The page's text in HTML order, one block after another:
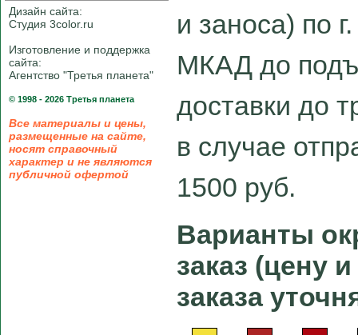
Дизайн сайта:
Студия 3color.ru
Изготовление и поддержка
сайта:
Агентство "Третья планета"
© 1998 - 2026 Третья планета
Все материалы и цены,
размещенные на сайте,
носят справочный
характер и не являются
публичной офертой
и заноса) по
МКАД до
доставки до
в случае
1500 руб.
Варианты
заказ (цену
заказа